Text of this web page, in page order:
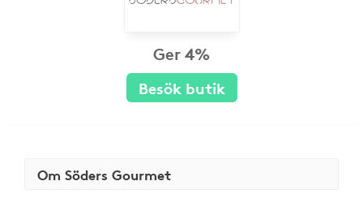
Ger 4%
Besök butik
Om Söders Gourmet